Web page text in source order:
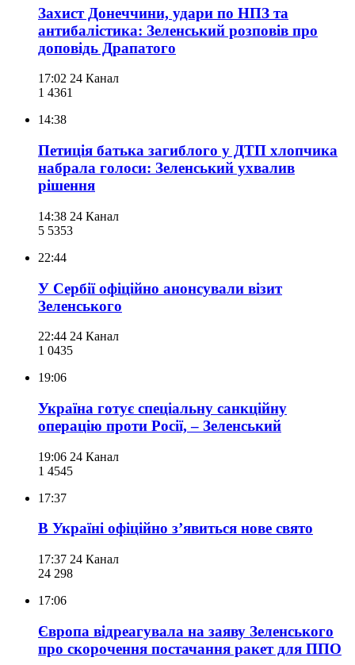
Захист Донеччини, удари по НПЗ та
антибалістика: Зеленський розповів про
доповідь Драпатого
17:02 24 Канал
1 4361
14:38
Петиція батька загиблого у ДТП хлопчика
набрала голоси: Зеленський ухвалив
рішення
14:38 24 Канал
5 5353
22:44
У Сербії офіційно анонсували візит
Зеленського
22:44 24 Канал
1 0435
19:06
Україна готує спеціальну санкційну
операцію проти Росії, – Зеленський
19:06 24 Канал
1 4545
17:37
В Україні офіційно зʼявиться нове свято
17:37 24 Канал
24 298
17:06
Європа відреагувала на заяву Зеленського
про скорочення постачання ракет для ППО